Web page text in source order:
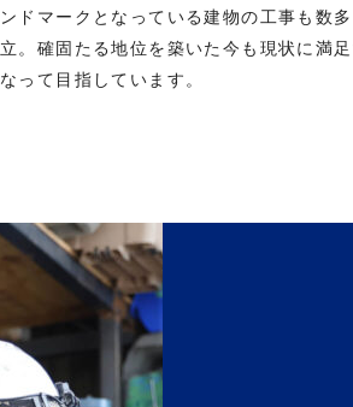
ンドマークとなっている建物の工事も数
立。確固たる地位を築いた今も現状に満
なって目指しています。